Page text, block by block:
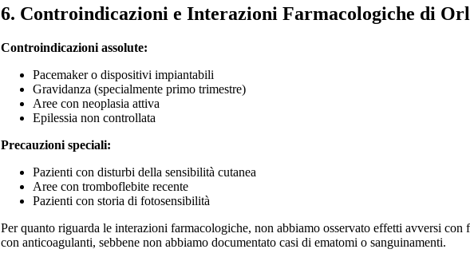
6. Controindicazioni e Interazioni Farmacologiche di
Controindicazioni assolute:
Pacemaker o dispositivi impiantabili
Gravidanza (specialmente primo trimestre)
Aree con neoplasia attiva
Epilessia non controllata
Precauzioni speciali:
Pazienti con disturbi della sensibilità cutanea
Aree con tromboflebite recente
Pazienti con storia di fotosensibilità
Per quanto riguarda le interazioni farmacologiche, non abbiamo osservato effetti avversi
con anticoagulanti, sebbene non abbiamo documentato casi di ematomi o sanguinamenti.